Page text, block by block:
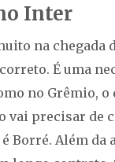
Inter
na chegada
É uma
no Grêmio,
vai precisar de
Borré. Além da